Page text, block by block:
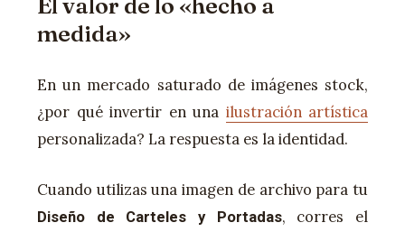
medida»
En un mercado saturado de imágenes stock,
¿por qué invertir en una ilustración artística
personalizada? La respuesta es la identidad.
Cuando utilizas una imagen de archivo para tu
Diseño de Carteles y Portadas, corres el